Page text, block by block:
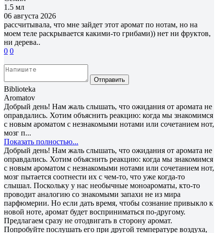
1.5 мл
06 августа 2026
рассчитывала, что мне зайдет этот аромат по нотам, но на
моем теле раскрывается какими-то грибами)) нет ни фруктов,
ни дерева..
0 0
Отправить
Biblioteka
Aromatov
Добрый день! Нам жаль слышать, что ожидания от аромата не
оправдались. Хотим объяснить реакцию: когда мы знакомимся
с новым ароматом с незнакомыми нотами или сочетанием нот,
мозг п...
Показать полностью...
Добрый день! Нам жаль слышать, что ожидания от аромата не
оправдались. Хотим объяснить реакцию: когда мы знакомимся
с новым ароматом с незнакомыми нотами или сочетанием нот,
мозг пытается соотнести их с чем-то, что уже когда-то
слышал. Поскольку у нас необычные моноароматы, кто-то
проводит аналогию со знакомыми запахи не из мира
парфюмерии. Но если дать время, чтобы сознание привыкло к
новой ноте, аромат будет восприниматься по-другому.
Предлагаем сразу не отодвигать в сторону аромат.
Попробуйте послушать его при другой температуре воздуха,